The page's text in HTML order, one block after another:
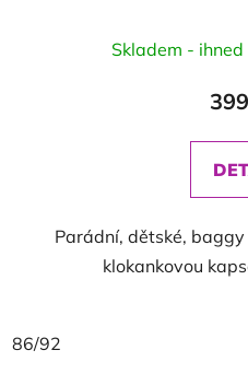
Skladem -
Parádní, dětské,
klokankovou
86/92